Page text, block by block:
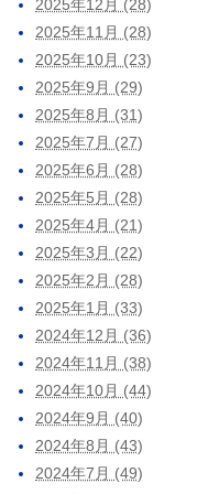
2025年12月 (28)
2025年11月 (28)
2025年10月 (23)
2025年9月 (29)
2025年8月 (31)
2025年7月 (27)
2025年6月 (28)
2025年5月 (28)
2025年4月 (21)
2025年3月 (22)
2025年2月 (28)
2025年1月 (33)
2024年12月 (36)
2024年11月 (38)
2024年10月 (44)
2024年9月 (40)
2024年8月 (43)
2024年7月 (49)